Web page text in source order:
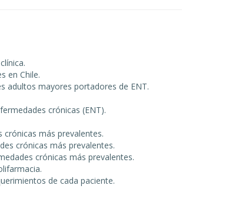
en Chile.
adultos mayores portadores de ENT.
crónicas (ENT).
más prevalentes.
crónicas más prevalentes.
crónicas más prevalentes.
de cada paciente.